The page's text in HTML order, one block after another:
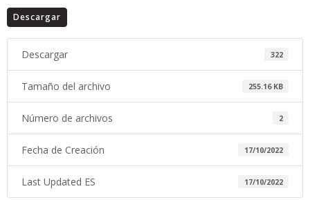
Descargar
Descargar 322
Tamaño del archivo 255.16 KB
Número de archivos 2
Fecha de Creación 17/10/2022
Last Updated ES 17/10/2022